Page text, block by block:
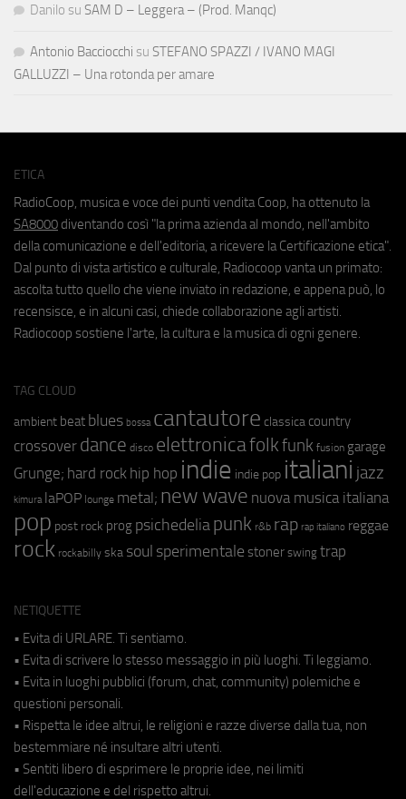
Danilo su SAM D – Leggera – (Prod. Manqc)
Antonio Bacciocchi su STEFANO SPAZZI / IVANO MAGI
GALLUZZI – Una rotonda per amare
ETICA
RadioCoop, musica e voce dei punti vendita Coop, ha ottenuto la
SA8000 diventando così "la prima azienda al mondo, nell'ambito
della comunicazione e dell'editoria, a ricevere la Certificazione etica".
Dal punto di vista artistico e culturale, Radiocoop vanta un primato:
ascolta tutto quello che viene inviato in redazione, e appena può, lo
recensisce, e in alcuni casi, chiede collaborazione agli artisti.
Radiocoop sostiene l'arte, la cultura e la musica di ogni genere.
TAG CLOUD
ambient beat blues bossa cantautore classica country
crossover dance disco elettronicafolkfunk fusion garage
Grunge; hard rock hip hop indie indie pop italiani jazz
kimura laPOP lounge metal; new wave nuova musica italiana
pop post rock prog psichedeliapunk r&b rap rap italiano reggae
rock rockabilly ska soul sperimentale stoner swing trap
NETIQUETTE
• Evita di URLARE. Ti sentiamo.
• Evita di scrivere lo stesso messaggio in più luoghi. Ti leggiamo.
• Evita in luoghi pubblici (forum, chat, community) polemiche e
questioni personali.
• Rispetta le idee altrui, le religioni e razze diverse dalla tua, non
bestemmiare né insultare altri utenti.
• Sentiti libero di esprimere le proprie idee, nei limiti
dell'educazione e del rispetto altrui.